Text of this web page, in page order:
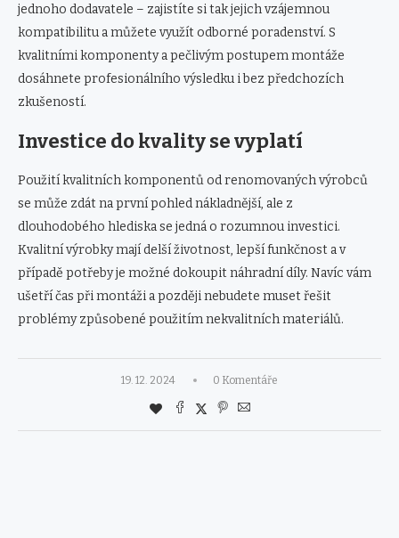
jednoho dodavatele – zajistíte si tak jejich vzájemnou
kompatibilitu a můžete využít odborné poradenství. S
kvalitními komponenty a pečlivým postupem montáže
dosáhnete profesionálního výsledku i bez předchozích
zkušeností.
Investice do kvality se vyplatí
Použití kvalitních komponentů od renomovaných výrobců
se může zdát na první pohled nákladnější, ale z
dlouhodobého hlediska se jedná o rozumnou investici.
Kvalitní výrobky mají delší životnost, lepší funkčnost a v
případě potřeby je možné dokoupit náhradní díly. Navíc vám
ušetří čas při montáži a později nebudete muset řešit
problémy způsobené použitím nekvalitních materiálů.
19. 12. 2024 0 Komentáře